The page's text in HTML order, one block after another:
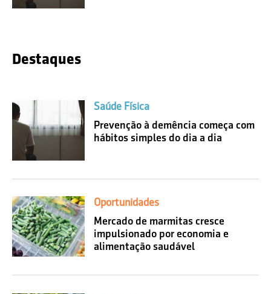
Destaques
Saúde Física
Prevenção à demência começa com
hábitos simples do dia a dia
Oportunidades
Mercado de marmitas cresce
impulsionado por economia e
alimentação saudável